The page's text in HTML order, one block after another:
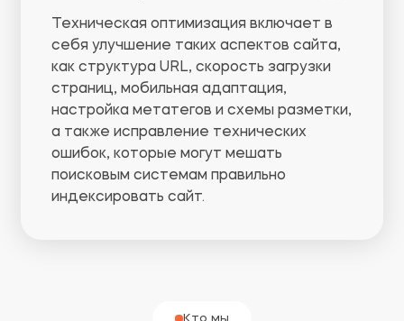
Техническая оптимизация включает в
себя улучшение таких аспектов сайта,
как структура URL, скорость загрузки
страниц, мобильная адаптация,
настройка метатегов и схемы разметки,
а также исправление технических
ошибок, которые могут мешать
поисковым системам правильно
индексировать сайт.
Кто мы